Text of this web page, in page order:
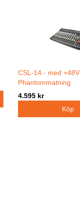
CSL-14 - med +48V
Phantommatning
4.595 kr